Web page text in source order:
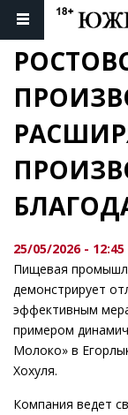
25/05/2026 - 12:45
Пищевая
демонстрирует
эффективным
примером
Молоко» в
Хохуля.
Компания ведет